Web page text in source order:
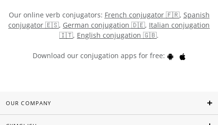
Our online verb conjugators: French conjugator 🇫🇷, Spanish
conjugator 🇪🇸, German conjugation 🇩🇪, Italian conjugation
🇮🇹, English conjugation 🇬🇧.
Download our conjugation apps for free:
OUR COMPANY